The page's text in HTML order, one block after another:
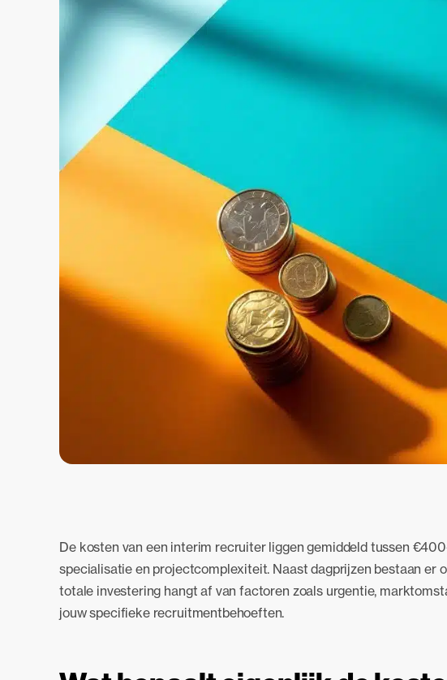
De kosten van een interim recruiter liggen gemiddeld tussen
specialisatie en projectcomplexiteit. Naast dagprijzen bestaan er
totale investering hangt af van factoren zoals urgentie,
jouw specifieke recruitmentbehoeften.